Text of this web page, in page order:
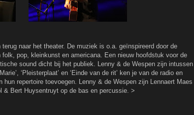
naar het theater. De muziek is o.a. geïnspireerd door de
pop, kleinkunst en americana. Een nieuw hoofdstuk voor de
sound dicht bij het publiek. Lenny & de Wespen zijn intussen
‘Pleisterplaat’ en ‘Einde van de rit’ ken je van de radio en
hun repertoire toevoegen. Lenny & de Wespen zijn Lennaert Maes
& Bert Huysentruyt op de bas en percussie. >